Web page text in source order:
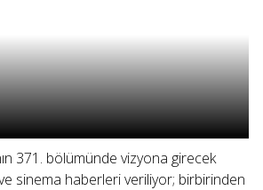
371. bölümünde vizyona girecek
sinema haberleri veriliyor; birbirinden